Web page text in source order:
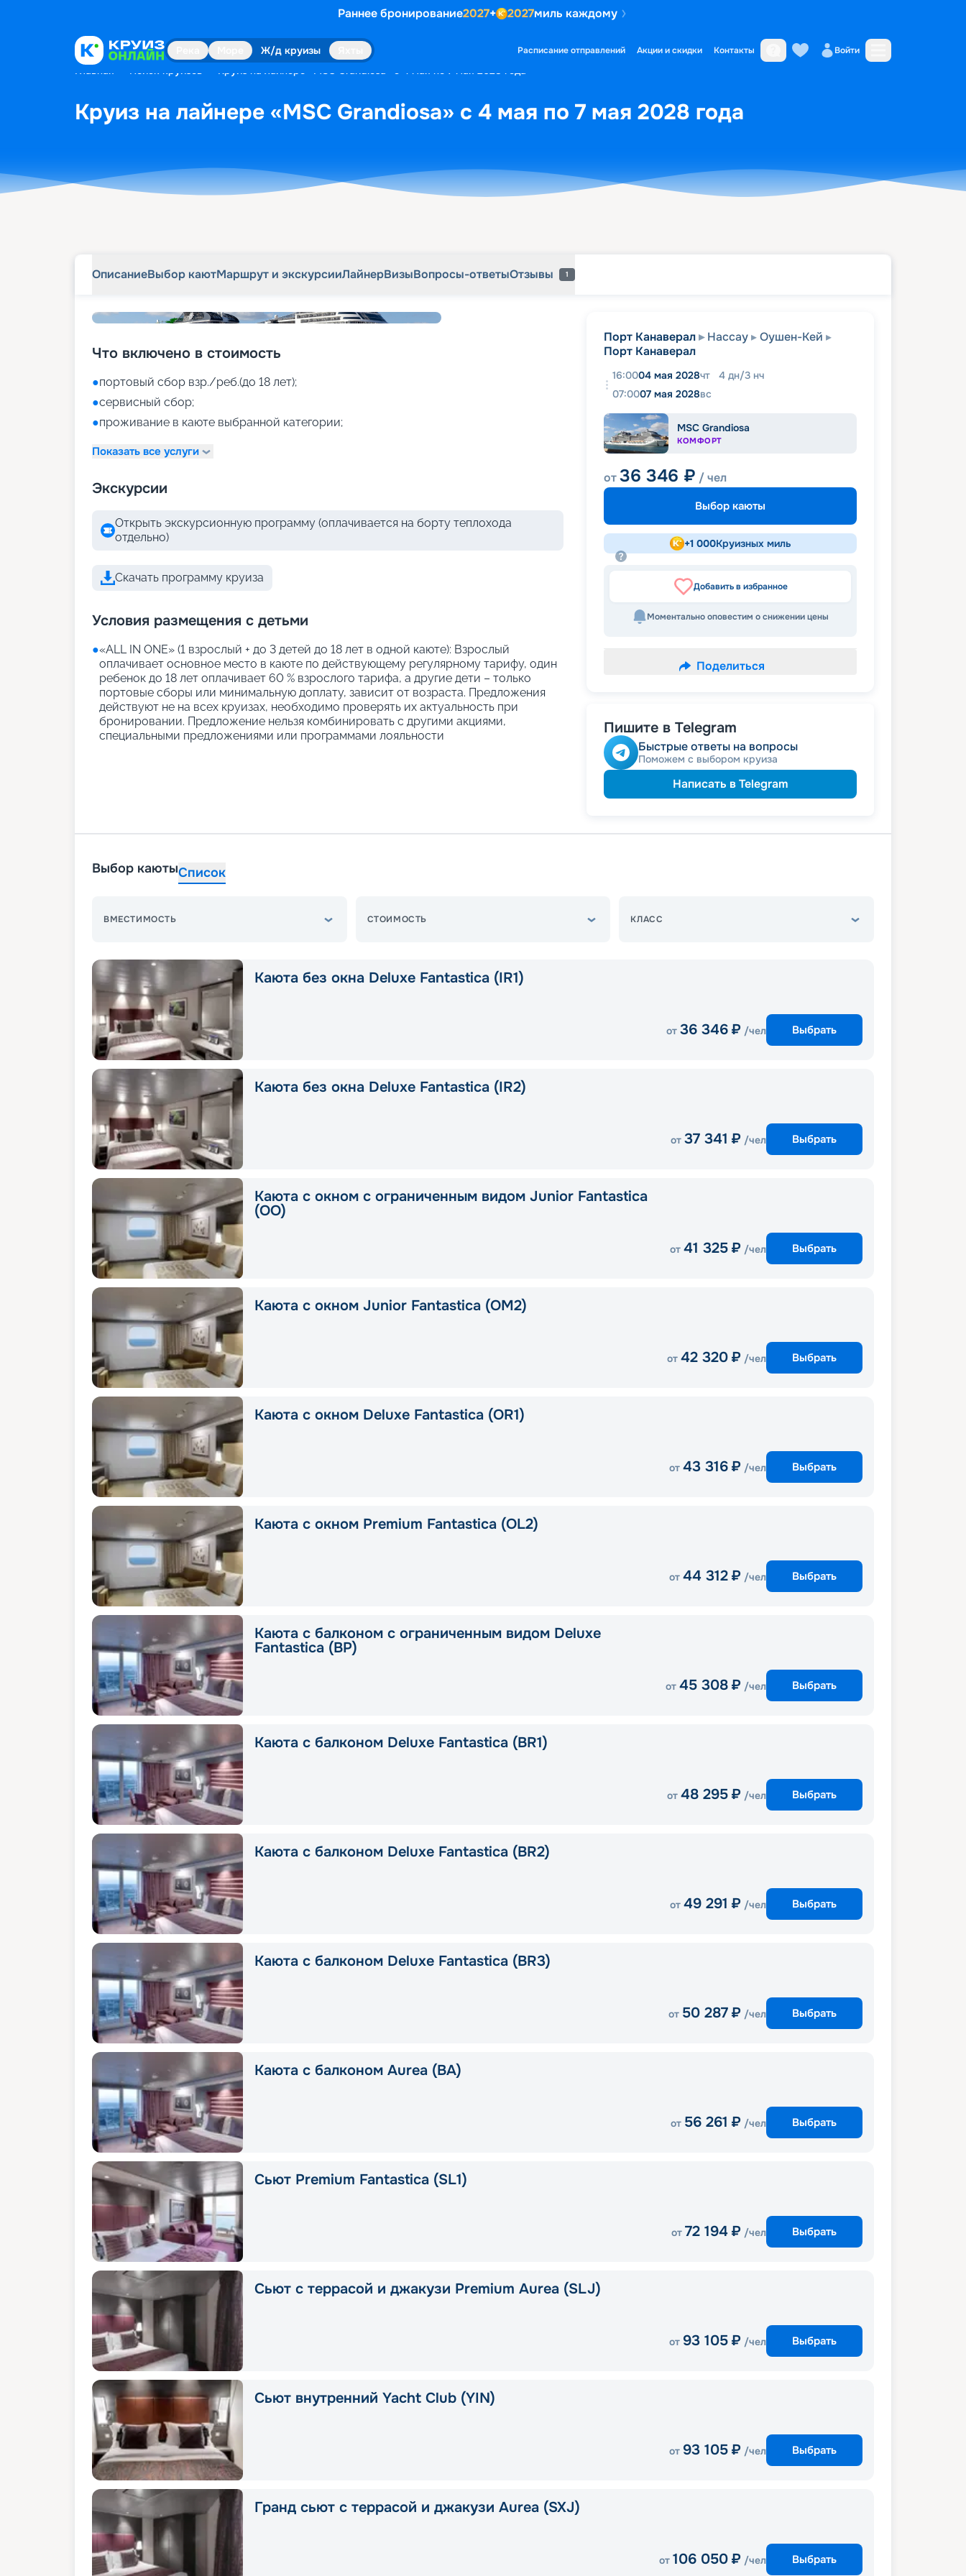
Раннее бронирование2027+ 2027миль каждому
Ж/д круизы Расписание отправлений Акции и скидки Контакты Войти
Главная Поиск круизов Круиз на лайнере «MSC Grandiosa» с 4 мая по 7 мая 2028 года
Круиз на лайнере «MSC Grandiosa» с 4 мая по 7 мая 2028 года
ОписаниеВыбор каютМаршрут и экскурсииЛайнерВизыВопросы-ответыОтзывы 1
Что включено в стоимость
●портовый сбор взр./реб.(до 18 лет);
●сервисный сбор;
●проживание в каюте выбранной категории;
Показать все услуги
Экскурсии
Открыть экскурсионную программу (оплачивается на борту теплохода
отдельно)
Скачать программу круиза
Условия размещения с детьми
●«АLL IN ONE» (1 взрослый + до 3 детей до 18 лет в одной каюте): Взрослый
оплачивает основное место в каюте по действующему регулярному тарифу, один
ребенок до 18 лет оплачивает 60 % взрослого тарифа, а другие дети – только
портовые сборы или минимальную доплату, зависит от возраста. Предложения
действуют не на всех круизах, необходимо проверять их актуальность при
бронировании. Предложение нельзя комбинировать с другими акциями,
специальными предложениями или программами лояльности
Порт Канаверал Нассау
Оушен-Кей
Порт Канаверал
16:0004 мая 2028чт 4 дн/3 нч
07:0007 мая 2028вс
MSC Grandiosa
КОМФОРТ
от36 346 ₽ / чел
Выбор каюты
+1 000Круизных миль
Добавить в избранное
Моментально оповестим о снижении цены
Поделиться
Пишите в Telegram
Быстрые ответы на вопросы
Поможем с выбором круиза
Написать в Telegram
Выбор каютыСписок
ВМЕСТИМОСТЬ СТОИМОСТЬ КЛАСС
Каюта без окна Deluxe Fantastica (IR1)
от 36 346 ₽ /чел Выбрать
Каюта без окна Deluxe Fantastica (IR2)
от 37 341 ₽ /чел Выбрать
Каюта с окном с ограниченным видом Junior Fantastica
(OO)
от 41 325 ₽ /чел Выбрать
Каюта с окном Junior Fantastica (OM2)
от 42 320 ₽ /чел Выбрать
Каюта с окном Deluxe Fantastica (OR1)
от 43 316 ₽ /чел Выбрать
Каюта с окном Premium Fantastica (OL2)
от 44 312 ₽ /чел Выбрать
Каюта с балконом с ограниченным видом Deluxe
Fantastica (BP)
от 45 308 ₽ /чел Выбрать
Каюта с балконом Deluxe Fantastica (BR1)
от 48 295 ₽ /чел Выбрать
Каюта с балконом Deluxe Fantastica (BR2)
от 49 291 ₽ /чел Выбрать
Каюта с балконом Deluxe Fantastica (BR3)
от 50 287 ₽ /чел Выбрать
Каюта с балконом Aurea (BA)
от 56 261 ₽ /чел Выбрать
Сьют Premium Fantastica (SL1)
от 72 194 ₽ /чел Выбрать
Сьют с террасой и джакузи Premium Aurea (SLJ)
от 93 105 ₽ /чел Выбрать
Сьют внутренний Yacht Club (YIN)
от 93 105 ₽ /чел Выбрать
Гранд сьют с террасой и джакузи Aurea (SXJ)
от 106 050 ₽ /чел Выбрать